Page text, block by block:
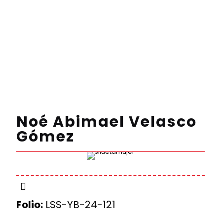
Noé Abimael Velasco
Gómez
Folio: LSS-YB-24-121